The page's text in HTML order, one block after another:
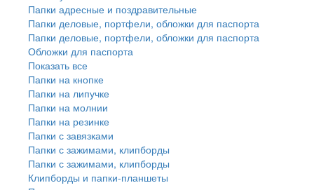
Папки адресные и поздравительные
Папки деловые, портфели, обложки для паспорта
Папки деловые, портфели, обложки для паспорта
Обложки для паспорта
Показать все
Папки на кнопке
Папки на липучке
Папки на молнии
Папки на резинке
Папки с завязками
Папки с зажимами, клипборды
Папки с зажимами, клипборды
Клипборды и папки-планшеты